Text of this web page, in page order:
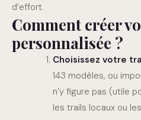
d’effort.
Comment créer
personnalisée ?
Choisissez votre
143 modèles, ou
n’y figure pas (utile
les trails locaux ou